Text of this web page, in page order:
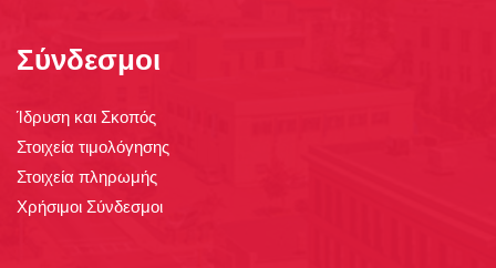
Σύνδεσμοι
Ίδρυση και Σκοπός
Στοιχεία τιμολόγησης
Στοιχεία πληρωμής
Χρήσιμοι Σύνδεσμοι